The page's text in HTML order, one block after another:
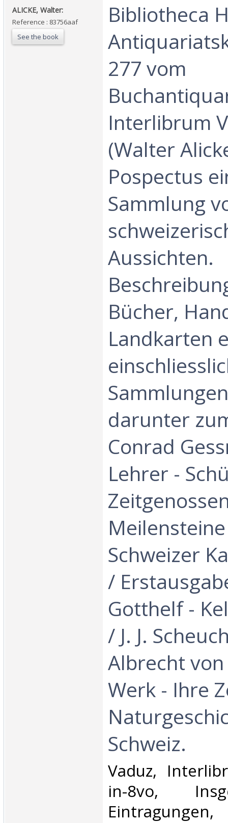
‎ALICKE, Walter:‎
Reference : 83756aaf
See the book
‎Bibliotheca
277 vom
Interlibrum
(Walter
Pospectus
Sammlung
Aussichten.
Bücher,
Landkarten
darunter
Conrad
Lehrer -
Schweizer
/
Gotthelf -
/ J. J.
Albrecht
Werk - Ihre
Schweiz.‎
‎Vaduz,
in-8vo,